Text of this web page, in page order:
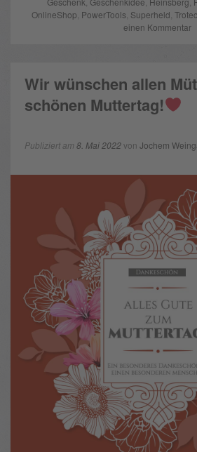
OnlineShop PowerTools Superheld Trotec
einen Kommentar
Wir wünschen allen
schönen Muttertag!
Publiziert am 8. Mai 2022von Jochem